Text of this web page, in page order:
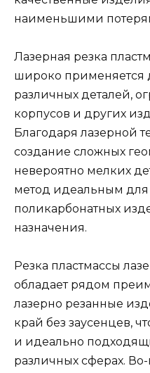
наименьшими
Лазерная резка
широко применяется
различных деталей,
корпусов и других
Благодаря лазерной
создание сложных
невероятно мелких
метод идеальным для
поликарбонатных
назначения.
Резка пластмассы
обладает рядом
лазерно резанные
край без заусенцев,
и идеально
различных сферах.